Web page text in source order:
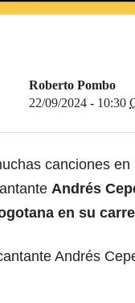
Roberto Pombo
22/09/2024 - 10:30
canciones
Andrés
en su
Andrés